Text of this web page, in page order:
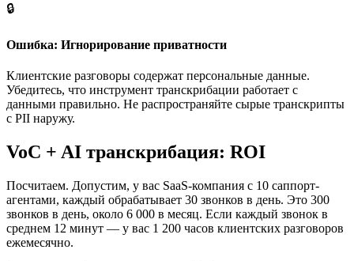
🔒
Ошибка: Игнорирование приватности
Клиентские разговоры содержат персональные данные.
Убедитесь, что инструмент транскрибации работает с
данными правильно. Не распространяйте сырые транскрипты
с PII наружу.
VoC + AI транскрибация: ROI
Посчитаем. Допустим, у вас SaaS-компания с 10 саппорт-
агентами, каждый обрабатывает 30 звонков в день. Это 300
звонков в день, около 6 000 в месяц. Если каждый звонок в
среднем 12 минут — у вас 1 200 часов клиентских разговоров
ежемесячно.